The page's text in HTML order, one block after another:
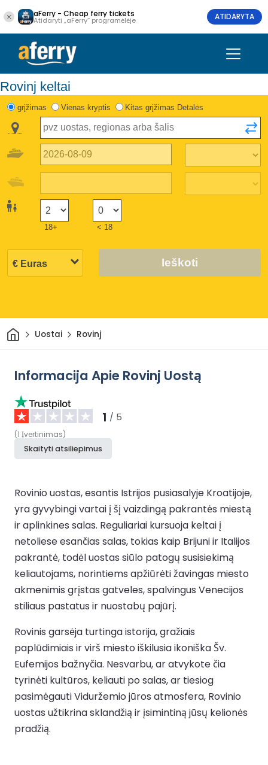
aFerry - Cheap ferry tickets
Atidaryti „aFerry“ programėlėje ATIDARYTA
Rovinj keltai
grįžimas Vienas kryptis Kitas grįžimas Detalės
18+ < 18
Ieškoti
Pradžia
Uostai Rovinj
Informacija Apie Rovinj Uostą
1 / 5
(1 Įvertinimas)
Skaityti atsiliepimus
Rovinio uostas, esantis Istrijos pusiasalyje Kroatijoje,
yra gyvybingi vartai į šį vaizdingą pakrantės miestą
ir aplinkines salas. Reguliariai kursuoja keltai į
netoliese esančias salas, tokias kaip Brijuni ir Italijos
pakrantė, todėl uostas siūlo patogų susisiekimą
keliautojams, norintiems apžiūrėti žavingas miesto
akmenimis grįstas gatveles, spalvingus Venecijos
stiliaus pastatus ir nuostabų pajūrį.
Rovinis garsėja turtinga istorija, gražiais
paplūdimiais ir virš miesto iškilusia ikoniška Šv.
Eufemijos bažnyčia. Nesvarbu, ar atvykote čia
tyrinėti kultūros, keliauti po salas, ar tiesiog
pasimėgauti Viduržemio jūros atmosfera, Rovinio
uostas užtikrina sklandžią ir įsimintiną jūsų kelionės
pradžią.